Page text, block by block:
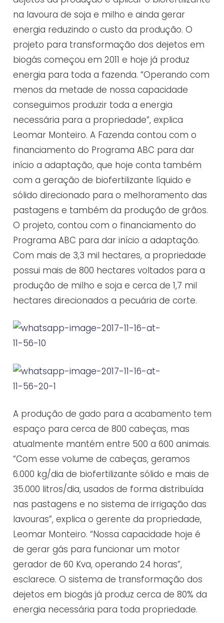
na lavoura de soja e milho e ainda gerar
energia reduzindo o custo da produção. O
projeto para transformação dos dejetos em
biogás começou em 2011 e hoje já produz
energia para toda a fazenda. “Operando com
menos da metade de nossa capacidade
conseguimos produzir toda a energia
necessária para a propriedade”, explica
Leomar Monteiro. A Fazenda contou com o
financiamento do Programa ABC para dar
início a adaptação, que hoje conta também
com a geração de biofertilizante líquido e
sólido direcionado para o melhoramento das
pastagens e também da produção de grãos.
O projeto, contou com o financiamento do
Programa ABC para dar início a adaptação.
Com mais de 3,3 mil hectares, a propriedade
possui mais de 800 hectares voltados para a
produção de milho e soja e cerca de 1,7 mil
hectares direcionados a pecuária de corte.
A produção de gado para a acabamento tem
espaço para cerca de 800 cabeças, mas
atualmente mantém entre 500 a 600 animais.
“Com esse volume de cabeças, geramos
6.000 kg/dia de biofertilizante sólido e mais de
35.000 litros/dia, usados de forma distribuída
nas pastagens e no sistema de irrigação das
lavouras”, explica o gerente da propriedade,
Leomar Monteiro. “Nossa capacidade hoje é
de gerar gás para funcionar um motor
gerador de 60 Kva, operando 24 horas”,
esclarece. O sistema de transformação dos
dejetos em biogás já produz cerca de 80% da
energia necessária para toda propriedade.